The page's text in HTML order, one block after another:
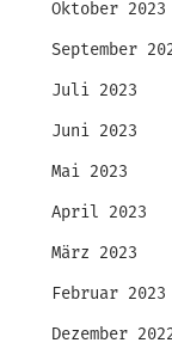
Oktober 2023
September
Juli 2023
Juni 2023
Mai 2023
April 2023
März 2023
Februar 2023
Dezember